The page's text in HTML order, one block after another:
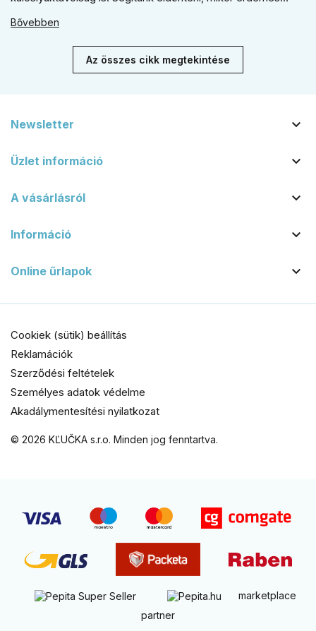
kilincs + gomb megoldást választani.
Bővebben
Az összes cikk megtekintése
Newsletter 
Üzlet információ 
A vásárlásról 
Információ 
Online űrlapok 
© 2026 KĽUČKA s.r.o. Minden jog fenntartva.
Cookiek (sütik) beállítás
Reklamációk
Szerződési feltételek
Személyes adatok védelme
Akadálymentesítési nyilatkozat
marketplace
partner